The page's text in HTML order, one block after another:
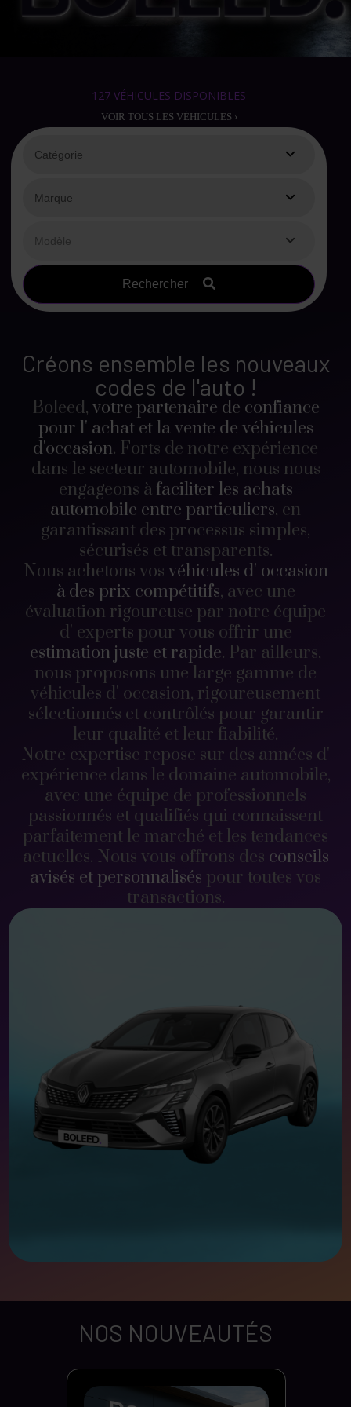
127 VÉHICULES DISPONIBLES
VOIR TOUS LES VÉHICULES ›
Rechercher
Créons ensemble les nouveaux
codes de l'auto !
Boleed, votre partenaire de confiance
pour l' achat et la vente de véhicules
d'occasion. Forts de notre expérience
dans le secteur automobile, nous nous
engageons à faciliter les achats
automobile entre particuliers, en
garantissant des processus simples,
sécurisés et transparents.
Nous achetons vos véhicules d' occasion
à des prix compétitifs, avec une
évaluation rigoureuse par notre équipe
d' experts pour vous offrir une
estimation juste et rapide. Par ailleurs,
nous proposons une large gamme de
véhicules d' occasion, rigoureusement
sélectionnés et contrôlés pour garantir
leur qualité et leur fiabilité.
Notre expertise repose sur des années d'
expérience dans le domaine automobile,
avec une équipe de professionnels
passionnés et qualifiés qui connaissent
parfaitement le marché et les tendances
actuelles. Nous vous offrons des conseils
avisés et personnalisés pour toutes vos
transactions.
NOS NOUVEAUTÉS